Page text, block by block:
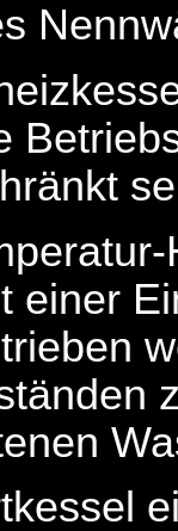
einer